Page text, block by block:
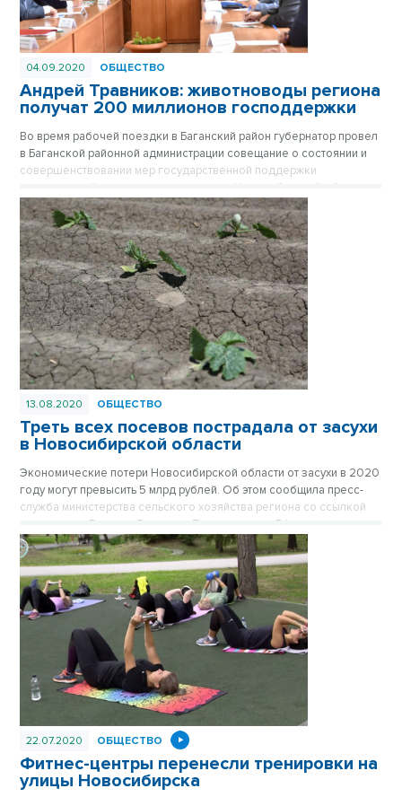
04.09.2020 ОБЩЕСТВО
Андрей Травников: животноводы региона
получат 200 миллионов господдержки
Во время рабочей поездки в Баганский район губернатор провел
в Баганской районной администрации совещание о состоянии и
совершенствовании мер государственной поддержки
сельскохозяйственного производства Новосибирской области.
Андрей Травников заявил, что в числе новых мер поддержки
животноводов Новосибирской области правительством региона
накануне принято новое постановление, которым предусмотрено
выделение субсидий на приобретение минеральных удобрений и
средств защиты растений – всего более 200 млн рублей.
13.08.2020 ОБЩЕСТВО
Треть всех посевов пострадала от засухи
в Новосибирской области
Экономические потери Новосибирской области от засухи в 2020
году могут превысить 5 млрд рублей. Об этом сообщила пресс-
служба министерства сельского хозяйства региона со ссылкой
на его главу Евгения Лещенко. Правительство РФ планирует
выделить дополнительные средства из Резервного фонда на
компенсации аграриям.
22.07.2020 ОБЩЕСТВО
Фитнес-центры перенесли тренировки на
улицы Новосибирска